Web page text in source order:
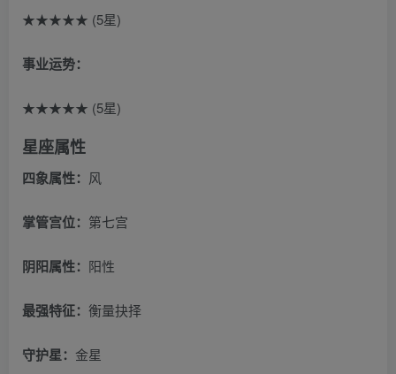
★★★★★ (5星)
事业运势：
★★★★★ (5星)
星座属性
四象属性： 风
掌管宫位： 第七宫
阴阳属性： 阳性
最强特征： 衡量抉择
守护星： 金星